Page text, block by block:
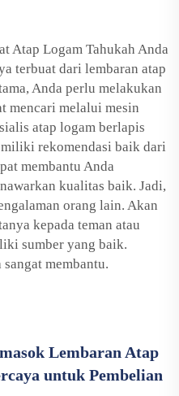
Atap Logam Tahukah Anda
terbuat dari lembaran atap
Anda perlu melakukan
mencari melalui mesin
atap logam berlapis
rekomendasi baik dari
membantu Anda
kualitas baik. Jadi,
orang lain. Akan
kepada teman atau
sumber yang baik.
membantu.
Lembaran Atap
untuk Pembelian